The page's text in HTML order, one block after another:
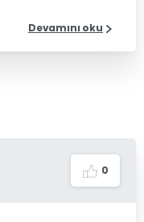
Devamını oku
0